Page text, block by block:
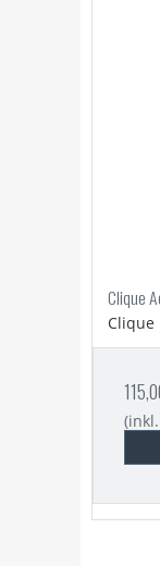
Clique
Clique